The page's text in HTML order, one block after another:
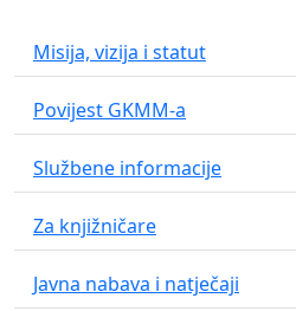
Misija, vizija i statut
Povijest GKMM-a
Službene informacije
Za knjižničare
Javna nabava i natječaji